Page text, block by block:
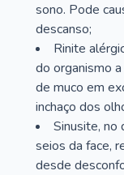
sono. Pode
descanso;
Rinite
do organismo
de muco em
inchaço dos
Sinusite, no
seios da face,
desde